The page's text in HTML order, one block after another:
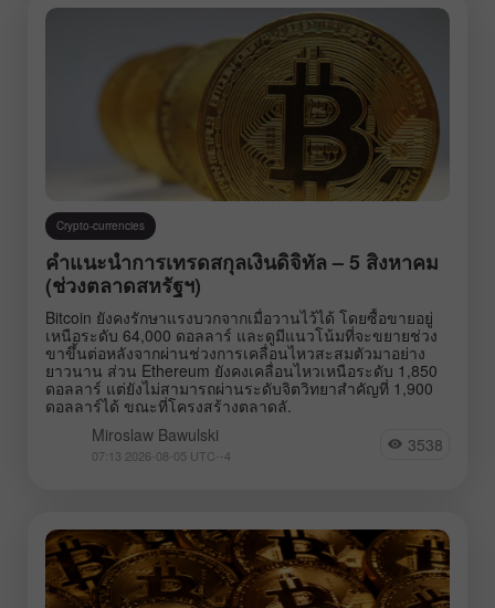
Crypto-currencies
คำแนะนำการเทรดสกุลเงินดิจิทัล – 5 สิงหาคม
(ช่วงตลาดสหรัฐฯ)
Bitcoin ยังคงรักษาแรงบวกจากเมื่อวานไว้ได้ โดยซื้อขายอยู่
เหนือระดับ 64,000 ดอลลาร์ และดูมีแนวโน้มที่จะขยายช่วง
ขาขึ้นต่อหลังจากผ่านช่วงการเคลื่อนไหวสะสมตัวมาอย่าง
ยาวนาน ส่วน Ethereum ยังคงเคลื่อนไหวเหนือระดับ 1,850
ดอลลาร์ แต่ยังไม่สามารถผ่านระดับจิตวิทยาสำคัญที่ 1,900
ดอลลาร์ได้ ขณะที่โครงสร้างตลาดลั.
Miroslaw Bawulski
07:13 2026-08-05 UTC--4 3538